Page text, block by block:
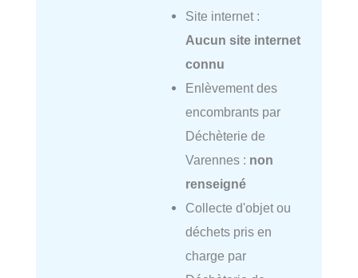
Site internet :
Aucun site internet
connu
Enlèvement des
encombrants par
Déchèterie de
Varennes : non
renseigné
Collecte d'objet ou
déchets pris en
charge par